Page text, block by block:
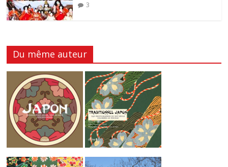
3
Du même auteur